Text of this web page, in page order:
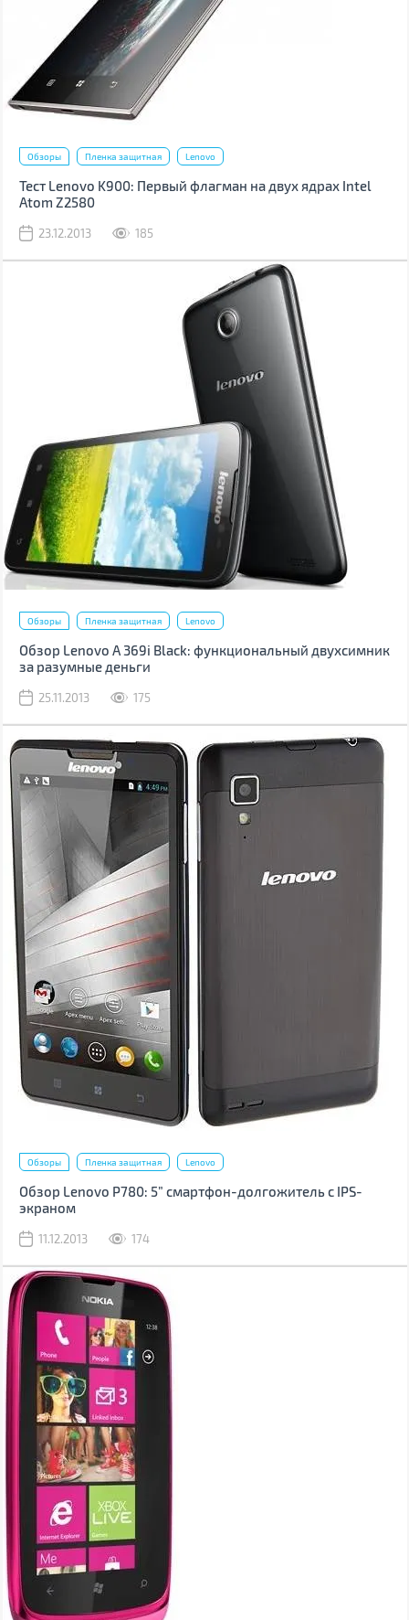
Обзоры Пленка защитная Lenovo
Тест Lenovo K900: Первый флагман на двух ядрах Intel
Atom Z2580
23.12.2013 185
Обзоры Пленка защитная Lenovo
Обзор Lenovo A 369i Black: функциональный двухсимник
за разумные деньги
25.11.2013 175
Обзоры Пленка защитная Lenovo
Обзор Lenovo P780: 5” смартфон-долгожитель с IPS-
экраном
11.12.2013 174